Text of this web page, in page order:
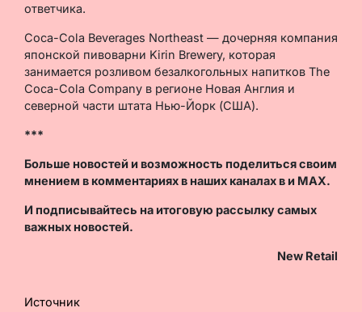
ответчика.
Coca-Cola Beverages Northeast — дочерняя компания
японской пивоварни Kirin Brewery, которая
занимается розливом безалкогольных напитков The
Coca-Cola Company в регионе Новая Англия и
северной части штата Нью-Йорк (США).
***
Больше новостей и возможность поделиться своим
мнением в комментариях в наших каналах в и MAX.
И подписывайтесь на итоговую рассылку самых
важных новостей.
New Retail
Источник